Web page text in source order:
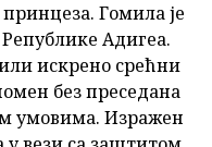
Гомила је
Адигеа.
искрено срећни
без преседана
умовима. Изражен